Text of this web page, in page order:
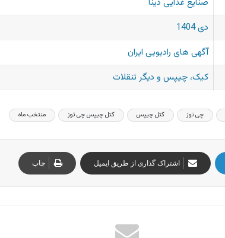
صنایع غذایی دینا
دی 1404
آگهی های رادیویی ایران
کیک، چیپس و دیگر تنقلات
چی توز کتل چیپس کتل چیپس چی توز منتخب ماه
اشتراک گذاری از طریق ایمیل چاپ